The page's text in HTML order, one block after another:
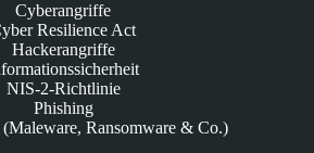
Cyberangriffe
Resilience Act
Hackerangriffe
NIS-2-Richtlinie
Phishing
(Maleware, Ransomware & Co.)